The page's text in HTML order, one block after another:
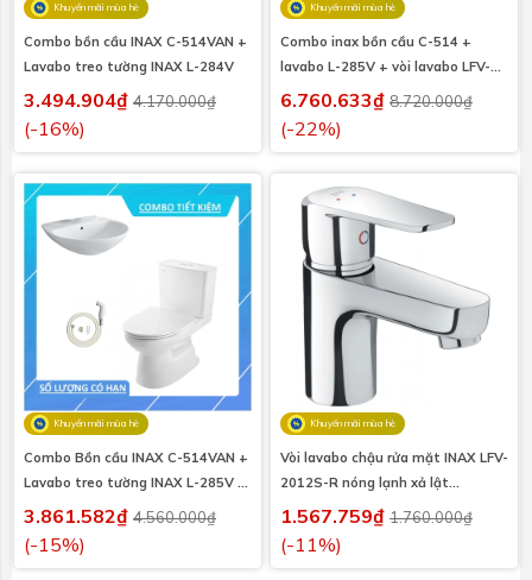
Khuyến mãi mùa hè
Combo bồn cầu INAX C-514VAN +
Lavabo treo tường INAX L-284V
3.494.904₫ 4.170.000₫
(-16%)
Khuyến mãi mùa hè
Combo inax bồn cầu C-514 +
lavabo L-285V + vòi lavabo LFV-
1402S + vòi sen tắm BFV-1403S
6.760.633₫ 8.720.000₫
(-22%)
Khuyến mãi mùa hè
Combo Bồn cầu INAX C-514VAN +
Lavabo treo tường INAX L-285V +
Vòi xịt CFV-102A
3.861.582₫ 4.560.000₫
(-15%)
Khuyến mãi mùa hè
Vòi lavabo chậu rửa mặt INAX LFV-
2012S-R nóng lạnh xả lật
(LFV2012S-R)
1.567.759₫ 1.760.000₫
(-11%)